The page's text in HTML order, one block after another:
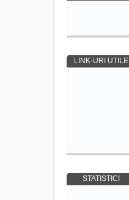
LINK-URI UTILE
STATISTICI